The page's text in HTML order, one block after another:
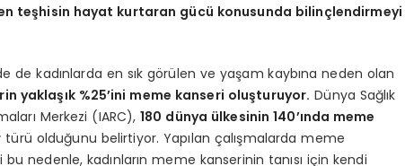
teşhisin hayat kurtaran gücü konusunda bilinçlendirmeyi
de kadınlarda en sık görülen ve yaşam kaybına neden olan
yaklaşık %25’ini meme kanseri oluşturuyor. Dünya Sağlık
Merkezi (IARC),180 dünya ülkesinin 140’ında meme
türü olduğunu belirtiyor. Yapılan çalışmalarda meme
nedenle, kadınların meme kanserinin tanısı için kendi